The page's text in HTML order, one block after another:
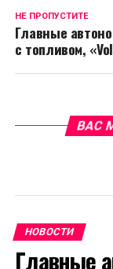
НЕ ПРОПУСТИТЕ
Главные
с топливом,
ВАС
НОВОСТИ
Главные